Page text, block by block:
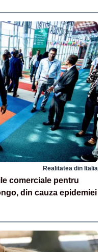
Realitatea din Italia
comerciale pentru
din cauza epidemiei